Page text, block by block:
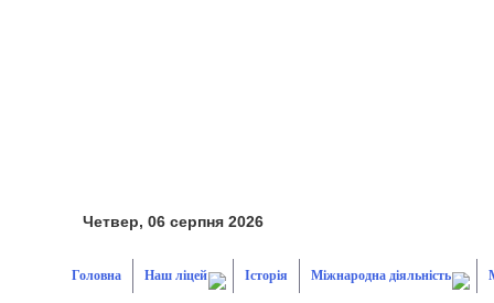
Четвер, 06 серпня 2026
Головна Наш ліцей Історія Міжнародна діяльність